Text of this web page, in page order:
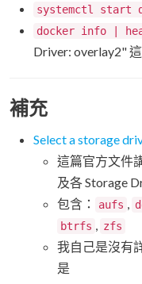
systemctl start
docker info |
Driver: overlay2"
補充
Select a storage
這篇官方文件
及各 Storage
包含：
aufs ,
btrfs , zfs
我自己是沒有
是